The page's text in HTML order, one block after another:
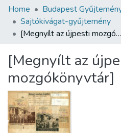
Communities & Collections
All of DSpace
About us
Home Budapest
Sajtókivágat-gyűjtemény
[Megnyílt az újpesti mozgókönyvtár]
[Megnyílt az
mozgókönyvtár]